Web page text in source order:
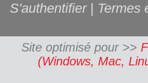
S'authentifier| Termes
Site optimisé pour >>
(Windows, Mac,